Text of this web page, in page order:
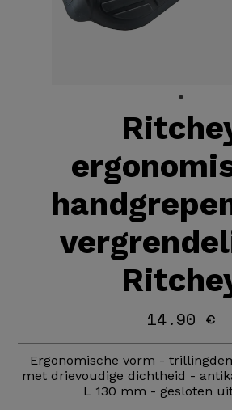
14.90 €
Ergonomische vorm -
met drievoudige dichtheid -
L 130 mm - gesloten